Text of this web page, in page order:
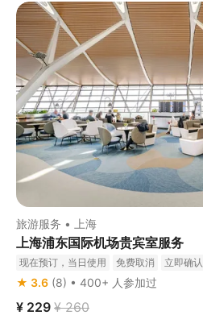
旅游服务 • 上海
上海浦东国际机场贵宾室服务
现在预订，当日使用 免费取消 立即确认
★ 3.6 (8) • 400+ 人参加过
¥ 229 ¥ 260